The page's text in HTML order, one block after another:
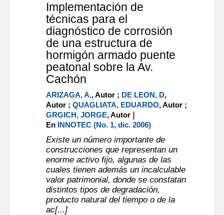
Implementación de
técnicas para el
diagnóstico de corrosión
de una estructura de
hormigón armado puente
peatonal sobre la Av.
Cachón
ARIZAGA, A., Autor ; DE LEON, D,
Autor ;QUAGLIATA, EDUARDO, Autor ;
GRGICH, JORGE, Autor |
En INNOTEC (No. 1, dic. 2006)
Existe un número importante de
construcciones que representan un
enorme activo fijo, algunas de las
cuales tienen además un incalculable
valor patrimonial, donde se constatan
distintos tipos de degradación,
producto natural del tiempo o de la
ac[...]